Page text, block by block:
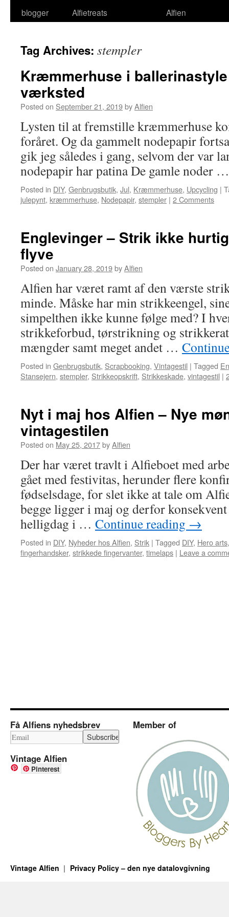
blogger
Alfietreats
Alfien
Tag Archives: stempler
Kræmmerhuse i
værksted
Posted on September 21, 2019byAlfien
Lysten til at fremstille kræmmerhuse
foråret. Og da gammelt nodepapir
gik jeg således i gang, selvom der var
nodepapir har patina De gamle noder
Posted in DIY, Genbrugsbutik, Jul, Kræmmerhuse, Upcycling |
julepynt, kræmmerhuse, Nodepapir, stempler | 2 Comments
Englevinger – Strik ikke
flyve
Posted on January 28, 2019byAlfien
Alfien har været ramt af den værste
minde. Måske har min strikkeengel,
simpelthen ikke kunne følge med? I
strikkeforbud, tørstrikning og
mængder samt meget andet …
Posted in Genbrugsbutik, Scrapbooking, Vintagestil | Tagged
Stansejern, stempler, Strikkeopskrift, Strikkeskade, vintagestil |
Nyt i maj hos Alfien – Nye
vintagestilen
Posted on May 25, 2017byAlfien
Der har været travlt i Alfieboet med
gået med festivitas, herunder flere
fødselsdage, for slet ikke at tale om
begge ligger i maj og derfor
helligdag i … Continue reading →
Posted in DIY, Nyheder hos Alfien, Strik | Tagged DIY, Hero arts
fingerhandsker, strikkede fingervanter, timelaps | Leave a
Få Alfiens nyhedsbrev
Vintage Alfien
Pinterest
Member of
Vintage Alfien Privacy Policy – den nye datalovgivning